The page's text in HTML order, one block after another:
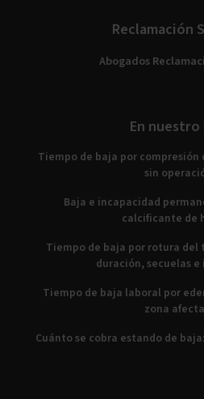
Reclamación
Abogados
En
Tiempo de baja por
sin
Baja e incapacidad
calcificante de
Tiempo de baja por rotura del
duración, secuelas
Tiempo de baja laboral por
zona
Cuánto se cobra estando de